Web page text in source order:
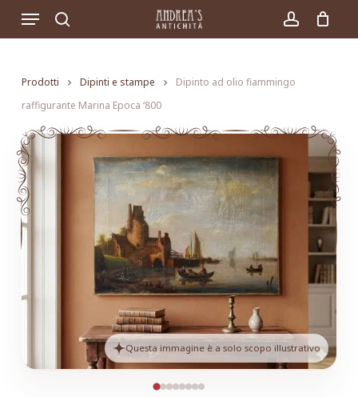
search account
Menu
Prodotti Dipinti e stampe
Dipinto ad olio fiammingo
raffigurante Marina Epoca ‘800
Questa immagine è a solo scopo illustrativo